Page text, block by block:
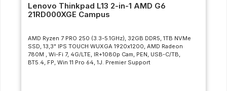
Lenovo Thinkpad L13 2-in-1 AMD G6
21RD000XGE Campus
AMD Ryzen 7 PRO 250 (3.3-5.1GHz), 32GB DDR5, 1TB NVMe
SSD, 13,3" IPS TOUCH WUXGA 1920x1200, AMD Radeon
780M , Wi-Fi 7, 4G/LTE, IR+1080p Cam, PEN, USB-C/TB,
BT5.4, FP, Win 11 Pro 64, 1J. Premier Support